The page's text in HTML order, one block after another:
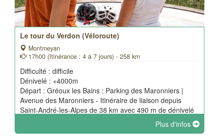
Le tour du Verdon (Véloroute)
Montmeyan
17h00 (Itinérance : 4 à 7 jours) - 258 km
Difficulté : difficile
Dénivelé : +4000m
Départ : Gréoux les Bains : Parking des Maronniers |
Avenue des Maronniers - Itinéraire de liaison depuis
Saint-André-les-Alpes de 38 km avec 490 m de dénivelé
Plus d'infos